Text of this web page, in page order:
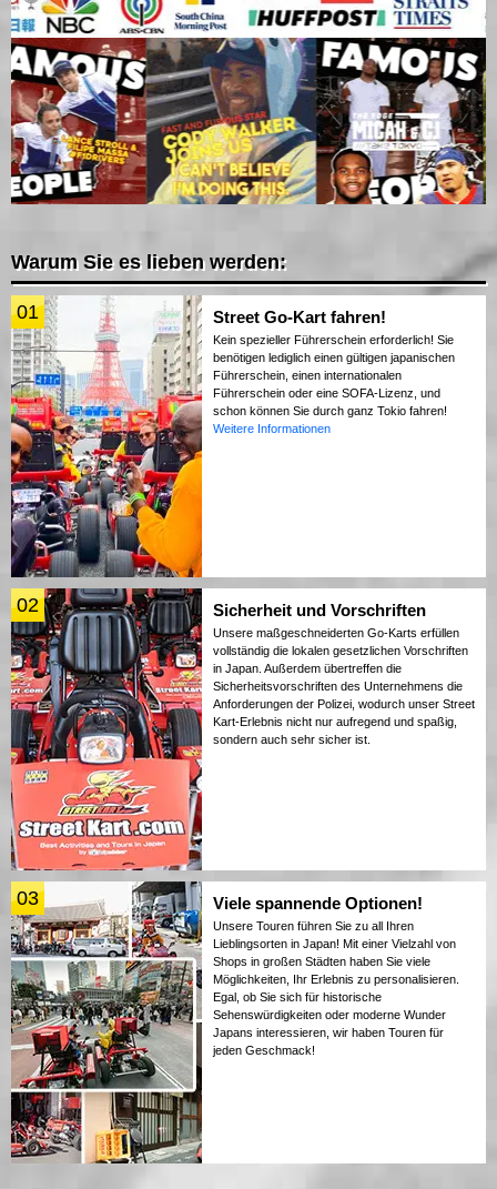
Warum Sie es lieben werden:
01 Street Go-Kart fahren!
Kein spezieller Führerschein erforderlich! Sie
benötigen lediglich einen gültigen japanischen
Führerschein, einen internationalen
Führerschein oder eine SOFA-Lizenz, und
schon können Sie durch ganz Tokio fahren!
Weitere Informationen
02 Sicherheit und Vorschriften
Unsere maßgeschneiderten Go-Karts erfüllen
vollständig die lokalen gesetzlichen Vorschriften
in Japan. Außerdem übertreffen die
Sicherheitsvorschriften des Unternehmens die
Anforderungen der Polizei, wodurch unser Street
Kart-Erlebnis nicht nur aufregend und spaßig,
sondern auch sehr sicher ist.
03 Viele spannende Optionen!
Unsere Touren führen Sie zu all Ihren
Lieblingsorten in Japan! Mit einer Vielzahl von
Shops in großen Städten haben Sie viele
Möglichkeiten, Ihr Erlebnis zu personalisieren.
Egal, ob Sie sich für historische
Sehenswürdigkeiten oder moderne Wunder
Japans interessieren, wir haben Touren für
jeden Geschmack!